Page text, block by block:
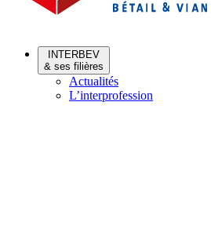
INTERBEV
& ses filières
Actualités
L’interprofession